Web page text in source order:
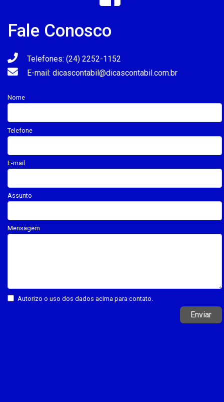
Fale Conosco
Telefones: (24) 2252-1152
E-mail: dicascontabil@dicascontabil.com.br
Nome
Telefone
E-mail
Assunto
Mensagem
Autorizo o uso dos dados acima para contato.
Enviar